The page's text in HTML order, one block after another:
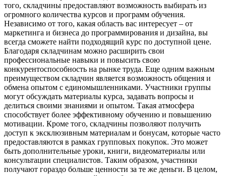
того, складчины предоставляют возможность выбирать из
огромного количества курсов и программ обучения.
Независимо от того, какая область вас интересует – от
маркетинга и бизнеса до программирования и дизайна, вы
всегда сможете найти подходящий курс по доступной цене.
Благодаря складчинам можно расширить свои
профессиональные навыки и повысить свою
конкурентоспособность на рынке труда. Еще одним важным
преимуществом складчин является возможность общения и
обмена опытом с единомышленниками. Участники группы
могут обсуждать материалы курса, задавать вопросы и
делиться своими знаниями и опытом. Такая атмосфера
способствует более эффективному обучению и повышению
мотивации. Кроме того, складчины позволяют получить
доступ к эксклюзивным материалам и бонусам, которые часто
предоставляются в рамках групповых покупок. Это может
быть дополнительные уроки, книги, видеоматериалы или
консультации специалистов. Таким образом, участники
получают гораздо больше ценности за те же деньги. В целом,